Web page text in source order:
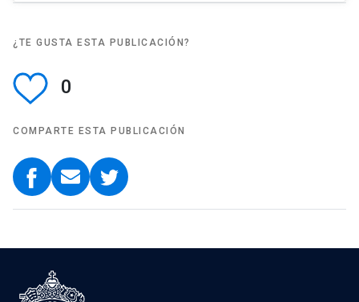
¿TE GUSTA ESTA PUBLICACIÓN?
0
COMPARTE ESTA PUBLICACIÓN